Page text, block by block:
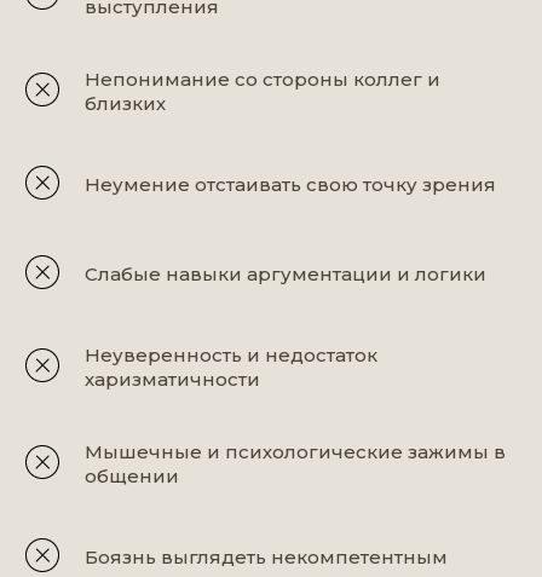
выступления
Непонимание со стороны коллег и
близких
Неумение отстаивать свою точку зрения
Слабые навыки аргументации и логики
Неуверенность и недостаток
харизматичности
Мышечные и психологические зажимы в
общении
Боязнь выглядеть некомпетентным